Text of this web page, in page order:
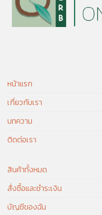
หน้าแรก
เกี่ยวกับเรา
บทความ
ติดต่อเรา
สินค้าทั้งหมด
สั่งซื้อและชำระเงิน
บัญชีของฉัน